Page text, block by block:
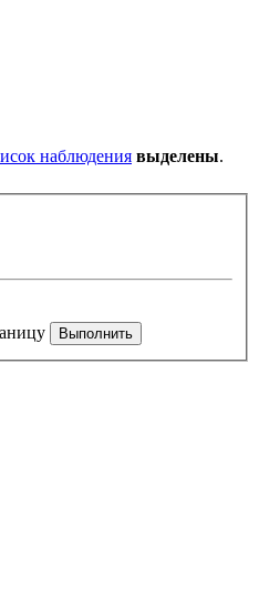
наблюдения выделены.